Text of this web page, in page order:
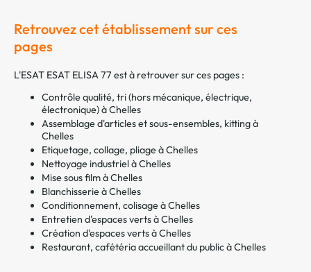
Retrouvez cet établissement sur ces
pages
L'ESAT ESAT ELISA 77 est à retrouver sur ces pages :
Contrôle qualité, tri (hors mécanique, électrique,
électronique) à Chelles
Assemblage d'articles et sous-ensembles, kitting à
Chelles
Etiquetage, collage, pliage à Chelles
Nettoyage industriel à Chelles
Mise sous film à Chelles
Blanchisserie à Chelles
Conditionnement, colisage à Chelles
Entretien d'espaces verts à Chelles
Création d'espaces verts à Chelles
Restaurant, cafétéria accueillant du public à Chelles